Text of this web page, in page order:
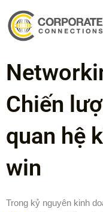
Chiến
quan hệ
win
Trong kỷ nguyên kinh